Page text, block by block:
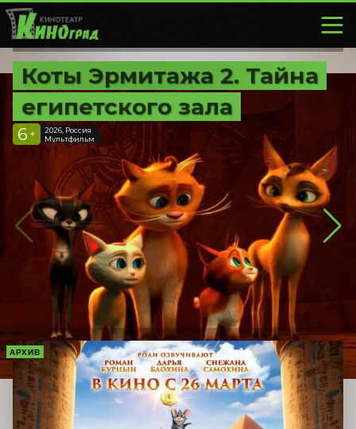
Коты Эрмитажа 2. Тайна
египетского зала
6 +
2026, Россия
Мультфильм
АРХИВ